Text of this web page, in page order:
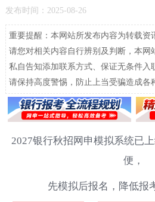
发布时间：2025-08-26
重要提醒：本网站所发布内容为转载资
请您对相关内容自行辨别及判断，本网
私自告知添加联系方式、保证无条件入
请保持高度警惕，防止上当受骗造成各
2027银行秋招网申模拟系统已
便，
先模拟后报名，降低报